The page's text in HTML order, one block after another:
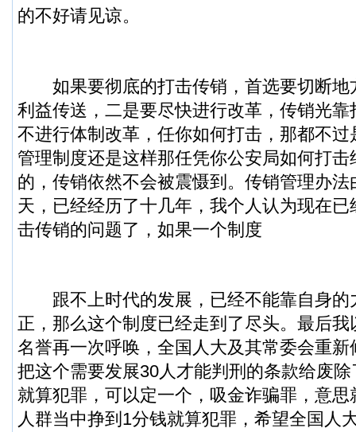
的不好请见谅。
如果要彻底的打击传销，首选要切断地
利益传送，二是要尽快进行改革，传销光
不进行体制改革，任你如何打击，那都不
管理制度还是这样那任凭你公安局如何打
的，传销依然不会被震慑到。传销管理办
天，已经经历了十几年，我个人认为现在
击传销的问题了，如果一个制度
跟不上时代的发展，已经不能靠自身的
正，那么这个制度已经走到了尽头。最后
名誉再一次呼唤，全国人大及其常委会重
把这个需要发展30人才能判刑的条款给废
就算犯罪，可以定一个，吸金诈骗罪，意
人群当中挣到1分钱就算犯罪，希望全国人